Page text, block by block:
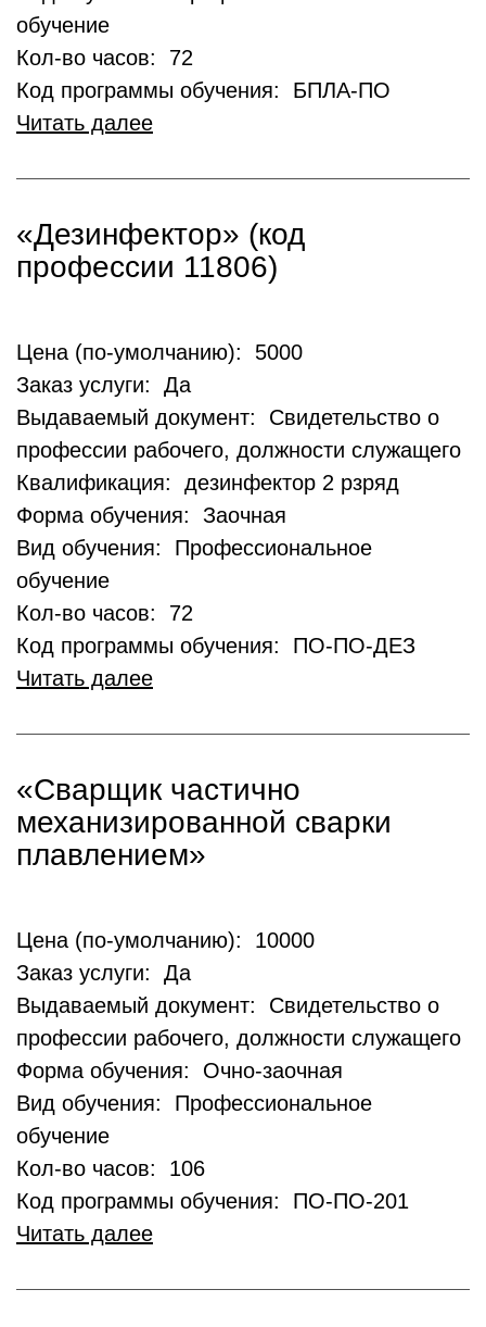
обучение
Кол-во часов: 72
Код программы обучения: БПЛА-ПО
Читать далее
«Дезинфектор» (код
профессии 11806)
Цена (по-умолчанию): 5000
Заказ услуги: Да
Выдаваемый документ: Свидетельство о
профессии рабочего, должности служащего
Квалификация: дезинфектор 2 рзряд
Форма обучения: Заочная
Вид обучения: Профессиональное
обучение
Кол-во часов: 72
Код программы обучения: ПО-ПО-ДЕЗ
Читать далее
«Сварщик частично
механизированной сварки
плавлением»
Цена (по-умолчанию): 10000
Заказ услуги: Да
Выдаваемый документ: Свидетельство о
профессии рабочего, должности служащего
Форма обучения: Очно-заочная
Вид обучения: Профессиональное
обучение
Кол-во часов: 106
Код программы обучения: ПО-ПО-201
Читать далее